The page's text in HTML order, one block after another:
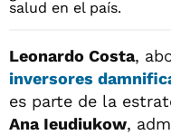
Leonardo Costa,
inversores
es parte de la
Ana Ieudiukow,